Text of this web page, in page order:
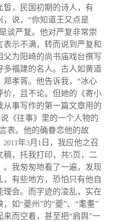
皙，民国初期的诗人，有
，说，“你知道王又点是
谈严复。他对严复非常崇
示不满，转而说到严复和
为阳崎的尚书庙戏台撰写
福建的名人。古人如黄道
孝胥。他告诉我，“冰心
价，且不论。但她的《寄小
事写作的第一篇文章用的
《往事》里的一个人物的
表。他的确眷恋他的故
2011年3月 1 日，我应他之召
稿，托我打印，共5页，二
我匆匆地看了一遍，发现
有些地方，恐怕只有他自
理会。而字迹的凌乱，实在
如“夔州”的“夔”、“耄耋”
而空着，甚至把“肩舆”一